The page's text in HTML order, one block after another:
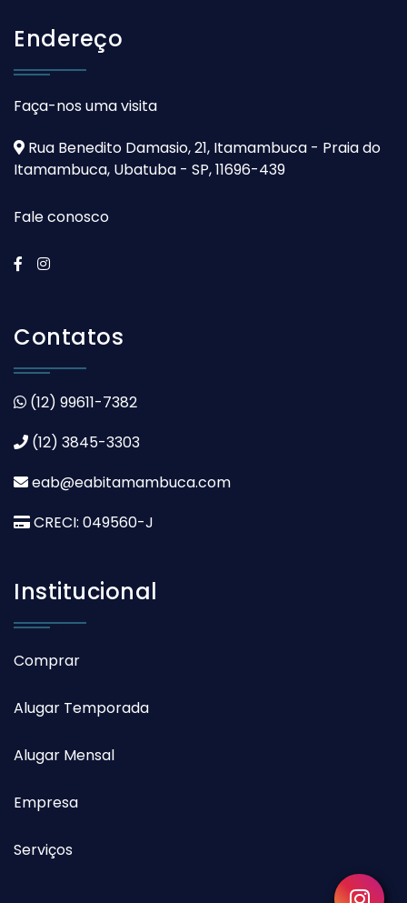
Endereço
Faça-nos uma visita
Rua Benedito Damasio, 21, Itamambuca - Praia do
Itamambuca, Ubatuba - SP, 11696-439
Fale conosco
Contatos
(12) 99611-7382
(12) 3845-3303
eab@eabitamambuca.com
CRECI: 049560-J
Institucional
Comprar
Alugar Temporada
Alugar Mensal
Empresa
Serviços